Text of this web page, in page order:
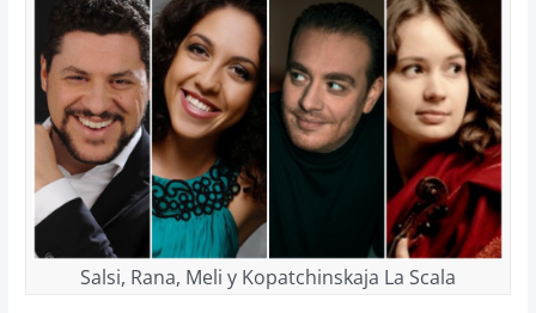
Salsi, Rana, Meli y Kopatchinskaja La Scala